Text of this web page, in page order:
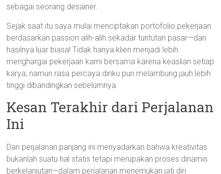
sebagai seorang desainer.
Sejak saat itu saya mulai menciptakan portofolio pekerjaan
berdasarkan passion alih-alih sekadar tuntutan pasar—dan
hasilnya luar biasa! Tidak hanya klien menjadi lebih
menghargai pekerjaan kami bersama karena keaslian setiap
karya; namun rasa percaya diriku pun melambung jauh lebih
tinggi dibandingkan sebelumnya.
Kesan Terakhir dari Perjalanan
Ini
Dari perjalanan panjang ini menyadarkan bahwa kreativitas
bukanlah suatu hal statis tetapi merupakan proses dinamis
berkelanjutan—dalam perjalanan menemukan jati diri